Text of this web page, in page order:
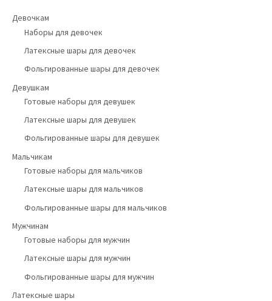
Девочкам
Наборы для девочек
Латексные шары для девочек
Фольгированные шары для девочек
Девушкам
Готовые наборы для девушек
Латексные шары для девушек
Фольгированные шары для девушек
Мальчикам
Готовые наборы для мальчиков
Латексные шары для мальчиков
Фольгированные шары для мальчиков
Мужчинам
Готовые наборы для мужчин
Латексные шары для мужчин
Фольгированные шары для мужчин
Латексные шары